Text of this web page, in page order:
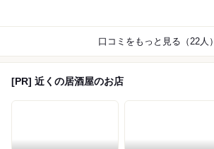
口コミをもっと見る（22人）
[PR] 近くの居酒屋のお店